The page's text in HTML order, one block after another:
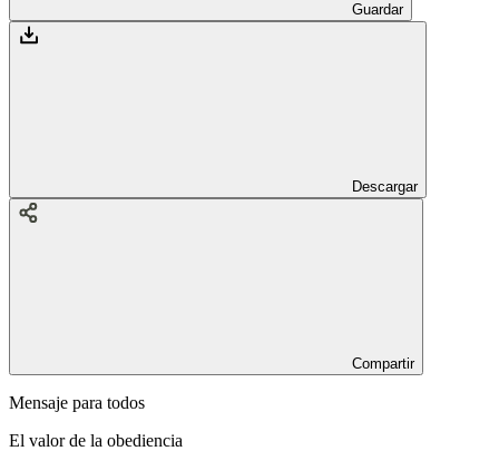
Guardar
Descargar
Compartir
Mensaje para todos
El valor de la obediencia